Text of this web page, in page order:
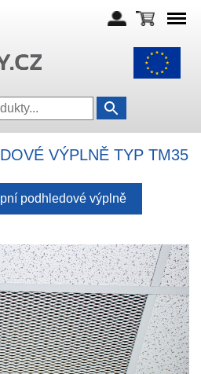
VÝPLNĚ TYP TM35
podhledové výplně